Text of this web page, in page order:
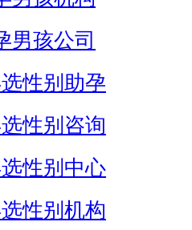
男孩公司
性别助孕
性别咨询
性别中心
性别机构